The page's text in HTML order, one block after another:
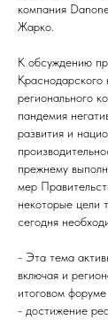
компания
Жарко.
К обсуждению
регионального
пандемия
развития и
прежнему
мер
некоторые цели
сегодня
- Эта тема
включая и
итоговом
- достижение